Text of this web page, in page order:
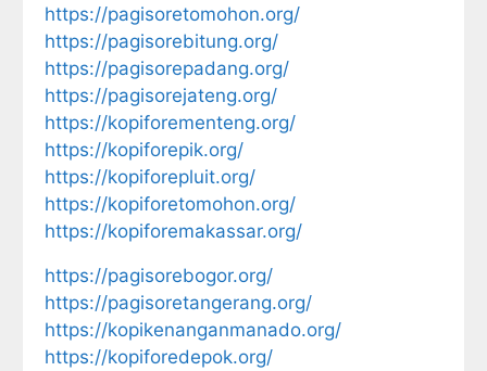
https://pagisoretomohon.org/
https://pagisorebitung.org/
https://pagisorepadang.org/
https://pagisorejateng.org/
https://kopiforementeng.org/
https://kopiforepik.org/
https://kopiforepluit.org/
https://kopiforetomohon.org/
https://kopiforemakassar.org/
https://pagisorebogor.org/
https://pagisoretangerang.org/
https://kopikenanganmanado.org/
https://kopiforedepok.org/